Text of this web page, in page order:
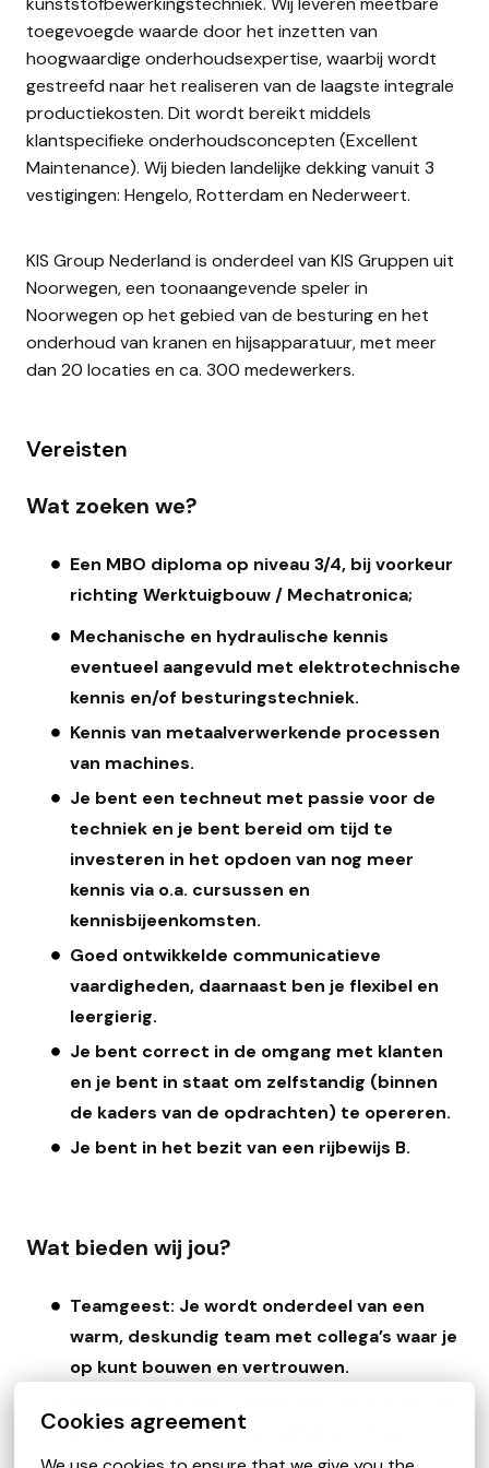
Cookies agreement
toegevoegde waarde door het inzetten van
hoogwaardige onderhoudsexpertise, waarbij wordt
gestreefd naar het realiseren van de laagste integrale
productiekosten. Dit wordt bereikt middels
klantspecifieke onderhoudsconcepten (Excellent
Maintenance). Wij bieden landelijke dekking vanuit 3
vestigingen: Hengelo, Rotterdam en Nederweert.
KIS Group Nederland is onderdeel van KIS Gruppen uit
Noorwegen, een toonaangevende speler in
Noorwegen op het gebied van de besturing en het
onderhoud van kranen en hijsapparatuur, met meer
dan 20 locaties en ca. 300 medewerkers.
Vereisten
Wat zoeken we?
Een MBO diploma op niveau 3/4, bij voorkeur
richting Werktuigbouw / Mechatronica;
Mechanische en hydraulische kennis
eventueel aangevuld met elektrotechnische
kennis en/of besturingstechniek.
Kennis van metaalverwerkende processen
van machines.
Je bent een techneut met passie voor de
techniek en je bent bereid om tijd te
investeren in het opdoen van nog meer
kennis via o.a. cursussen en
kennisbijeenkomsten.
Goed ontwikkelde communicatieve
vaardigheden, daarnaast ben je flexibel en
leergierig.
Je bent correct in de omgang met klanten
en je bent in staat om zelfstandig (binnen
de kaders van de opdrachten) te opereren.
Je bent in het bezit van een rijbewijs B.
Wat bieden wij jou?
Teamgeest: Je wordt onderdeel van een
warm, deskundig team met collega’s waar je
op kunt bouwen en vertrouwen.
€ 3.400 tot € 4.600 afhankelijk van je